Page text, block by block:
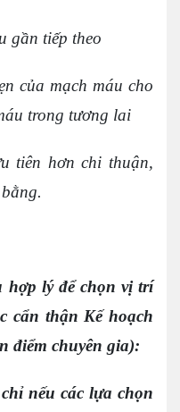
gần tiếp theo
của mạch máu cho
trong tương lai
tiên hơn chi thuận,
hợp lý để chọn vị trí
cẩn thận Kế hoạch
điểm chuyên gia):
nếu các lựa chọn